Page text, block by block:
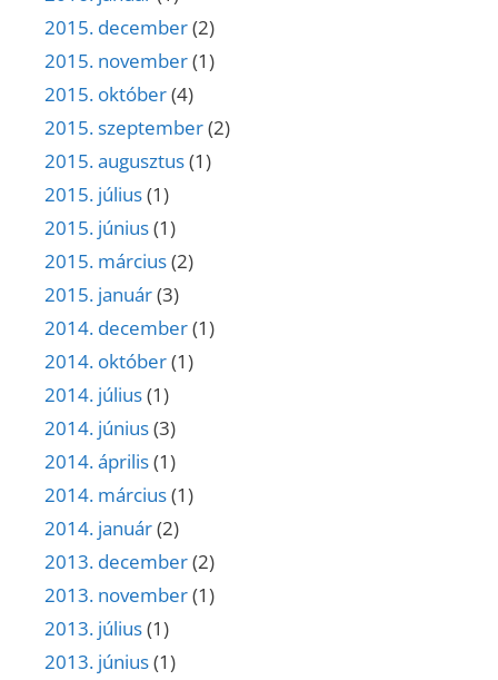
2015. december(2)
2015. november(1)
2015. október(4)
2015. szeptember(2)
2015. augusztus(1)
2015. július(1)
2015. június(1)
2015. március(2)
2015. január(3)
2014. december(1)
2014. október(1)
2014. július(1)
2014. június(3)
2014. április(1)
2014. március(1)
2014. január(2)
2013. december(2)
2013. november(1)
2013. július(1)
2013. június(1)